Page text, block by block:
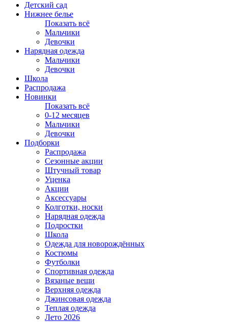
Детский сад
Нижнее белье
Показать всё
Мальчики
Девочки
Нарядная одежда
Мальчики
Девочки
Школа
Распродажа
Новинки
Показать всё
0-12 месяцев
Мальчики
Девочки
Подборки
Распродажа
Сезонные акции
Штучный товар
Уценка
Акции
Аксессуары
Колготки, носки
Нарядная одежда
Подростки
Школа
Одежда для новорождённых
Костюмы
Футболки
Спортивная одежда
Вязаные вещи
Верхняя одежда
Джинсовая одежда
Теплая одежда
Лето 2026